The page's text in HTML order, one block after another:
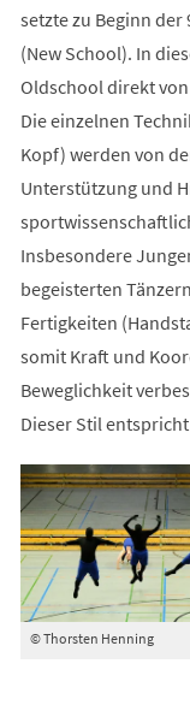
setzte zu Beginn
(New School). In
Oldschool direkt
Die einzelnen
Kopf) werden von
Unterstützung und
Insbesondere
begeisterten
Fertigkeiten
somit Kraft und
Beweglichkeit
Dieser Stil
© Thorsten Henning